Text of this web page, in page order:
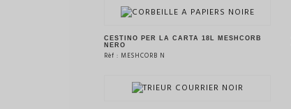
CESTINO PER LA CARTA 18L MESHCORB
NERO
Rèf : MESHCORB N